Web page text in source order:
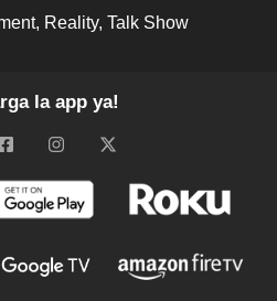
Reality Talk Show
la app ya!